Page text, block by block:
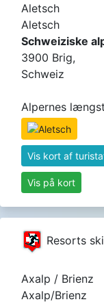
Aletsch
Aletsch
Schweiziske
3900 Brig,
Schweiz
Alpernes
Vis kort af
Vis på kort
Resorts
Axalp / Brienz
Axalp/Brienz